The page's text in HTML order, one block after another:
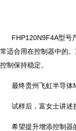
FHP120N9F4A型号
常适合用在控制器中的
控制保持稳定。
最终贵州飞虹半导体
试样后，富女士讲述
希望提升增添控制器